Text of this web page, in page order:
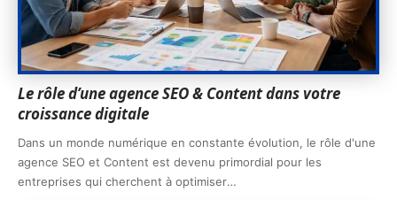
Le rôle d’une agence SEO & Content dans votre
croissance digitale
Dans un monde numérique en constante évolution, le rôle d'une
agence SEO et Content est devenu primordial pour les
entreprises qui cherchent à optimiser…